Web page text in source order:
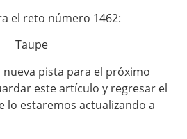
el reto número 1462:
Taupe
pista para el próximo
este artículo y regresar el
lo estaremos actualizando a